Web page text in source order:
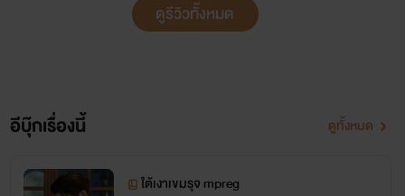
ดูรีวิวทั้งหมด
อีบุ๊กเรื่องนี้ ดูทั้งหมด
ใต้เงาเขมรุจ mpreg